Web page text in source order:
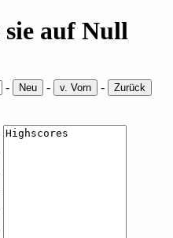
sie auf Null
- - -